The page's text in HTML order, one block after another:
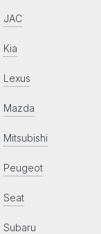
JAC
Kia
Lexus
Mazda
Mitsubishi
Peugeot
Seat
Subaru